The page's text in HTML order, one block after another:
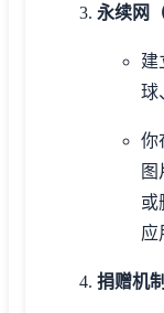
永续网
建
球
你
或
应
捐赠机